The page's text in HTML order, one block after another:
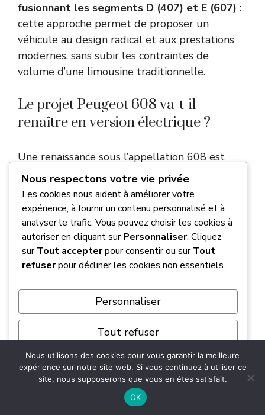
fusionnant les segments D (407) et E (607) :
cette approche permet de proposer un
véhicule au design radical et aux prestations
modernes, sans subir les contraintes de
volume d’une limousine traditionnelle.
Le projet Peugeot 608 va-t-il
renaître en version électrique ?
Une renaissance sous l’appellation 608 est
techniquement envisageable grâce à l’arrivée
des plateformes natives électriques du groupe
Stellantis, notamment la base STLA Medium.
Cette architecture permettrait de s’affranchir
des limites des motorisations thermiques
passées pourproposer une grande routière
capable de rivaliser avec les standards de
Quelles étaient les motorisations
prévues pour la Peugeot 608 ?
Les rumeurs évoquant un moteur V8 d’origine
Ford se sont heurtées à la réalité technique de
la plateforme EMP2, inadaptée à de tels blocs.
Nous respectons votre vie privée
Les cookies nous aident à améliorer votre
expérience, à fournir un contenu personnalisé et à
analyser le trafic. Vous pouvez choisir les cookies à
autoriser en cliquant surPersonnaliser. Cliquez
surTout accepterpour consentir ou surTout
refuserpour décliner les cookies non essentiels.
Personnaliser
Tout refuser
Tout accepter
Nous utilisons des cookies pour vous garantir la meilleure
expérience sur notre site web. Si vous continuez à utiliser ce
site, nous supposerons que vous en êtes satisfait.
OK